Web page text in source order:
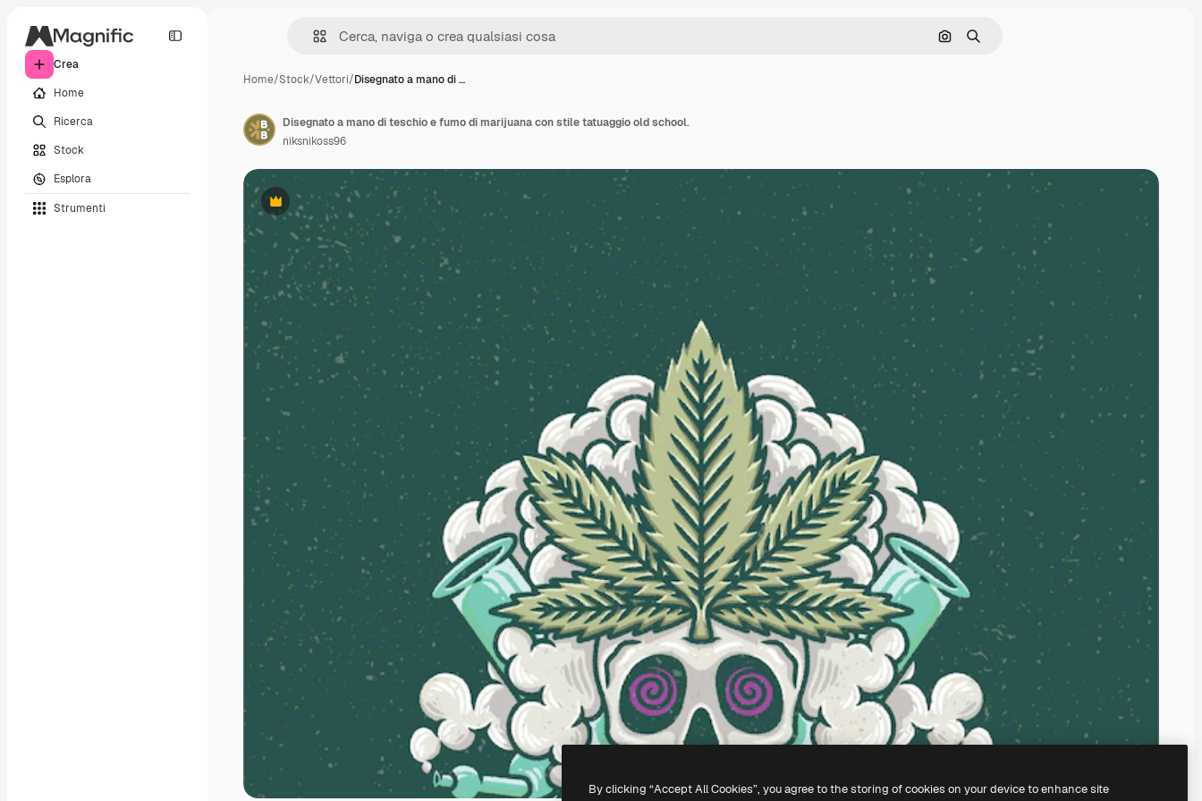
Crea
Home
Ricerca
Stock
Esplora
Strumenti
Cerca per immagine
Ricerca
Home/Stock/Vettori/Disegnato a mano di …
Premium
Disegnato a mano di teschio e fumo di marijuana con stile tatuaggio old school.
niksnikoss96
By clicking “Accept All Cookies”, you agree to the storing of cookies on your device to enhance site